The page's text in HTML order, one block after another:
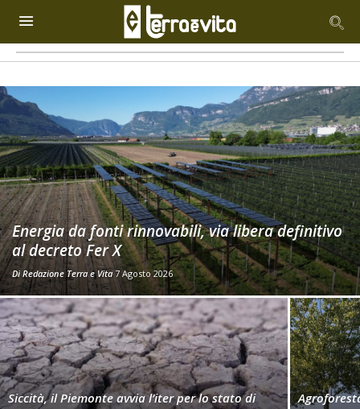
Energia da fonti rinnovabili, via libera definitivo
al decreto Fer X
Di Redazione Terra e Vita 7 Agosto 2026
Siccità, il Piemonte avvia l’iter per lo stato di